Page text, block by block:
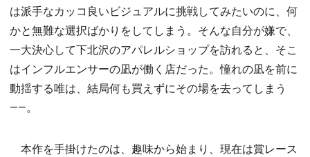
は派手なカッコ良いビジュアルに挑戦してみたいのに、何
かと無難な選択ばかりをしてしまう。そんな自分が嫌で、
一大決心して下北沢のアパレルショップを訪れると、そこ
はインフルエンサーの凪が働く店だった。憧れの凪を前に
動揺する唯は、結局何も買えずにその場を去ってしまう
――。
本作を手掛けたのは、趣味から始まり、現在は賞レース